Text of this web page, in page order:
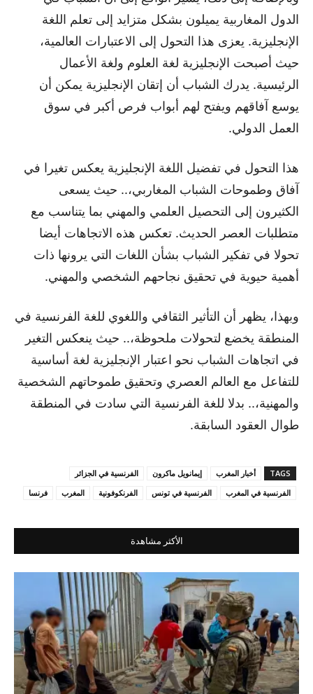
الدول المغاربية يميلون بشكل متزايد إلى تعلم اللغة
الإنجليزية. يعزى هذا التحول إلى الاعتبارات العالمية،
حيث أصبحت الإنجليزية لغة العلوم ولغة الأعمال
الرئيسية. يدرك الشباب أن إتقان الإنجليزية يمكن أن
يوسع آفاقهم ويفتح لهم أبواب فرص أكبر في سوق
العمل الدولي.
هذا التحول في تفضيل اللغة الإنجليزية يعكس تغيرا في
آفاق وطموحات الشباب المغاربي،.. حيث يسعى
الكثيرون إلى التحصيل العلمي والمهني بما يتناسب مع
متطلبات العصر الحديث. تعكس هذه الاتجاهات أيضا
تحولا في تفكير الشباب بشأن اللغات التي يرونها ذات
أهمية حيوية في تحقيق نجاحهم الشخصي والمهني.
وبهذا، يظهر أن التأثير الثقافي واللغوي للغة الفرنسية في
المنطقة يخضع لتحولات ملحوظة،.. حيث ينعكس التغير
في اتجاهات الشباب نحو اعتبار الإنجليزية لغة أساسية
للتفاعل مع العالم العصري وتحقيق طموحاتهم الشخصية
والمهنية،.. بدلا للغة الفرنسية التي سادت في المنطقة
طوال العقود السابقة.
TAGS أخبار المغرب إيمانويل ماكرون
الفرنسية في الجزائر
الفرنسية في المغرب
الفرنسية في تونس الفرنكوفونية المغرب فرنسا
الأكثر مشاهدة